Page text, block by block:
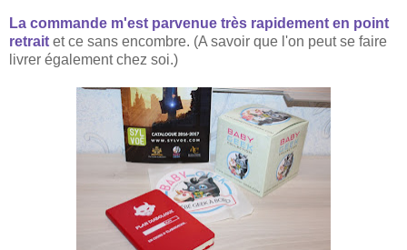
La commande m'est parvenue très rapidement en point
retrait etce sans encombre. (Asavoir que l'on peut se faire
livrer également chez soi.)